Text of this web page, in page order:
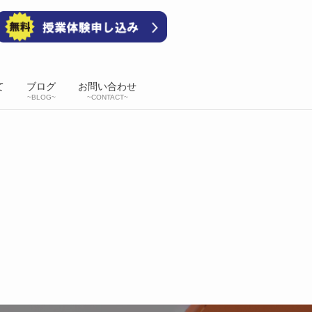
ブログ
~BLOG~
お問い合わせ
~CONTACT~